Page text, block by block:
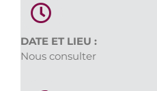
DATE ET LIEU :
Nous consulter